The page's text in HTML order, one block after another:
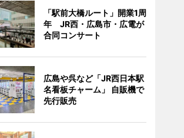
「駅前大橋ルート」開業1周
年 JR西・広島市・広電が
合同コンサート
広島や呉など「JR西日本駅
名看板チャーム」 自販機で
先行販売